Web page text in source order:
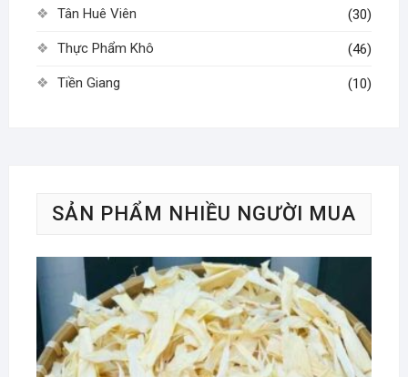
Tân Huê Viên (30)
Thực Phẩm Khô (46)
Tiền Giang (10)
SẢN PHẨM NHIỀU NGƯỜI MUA